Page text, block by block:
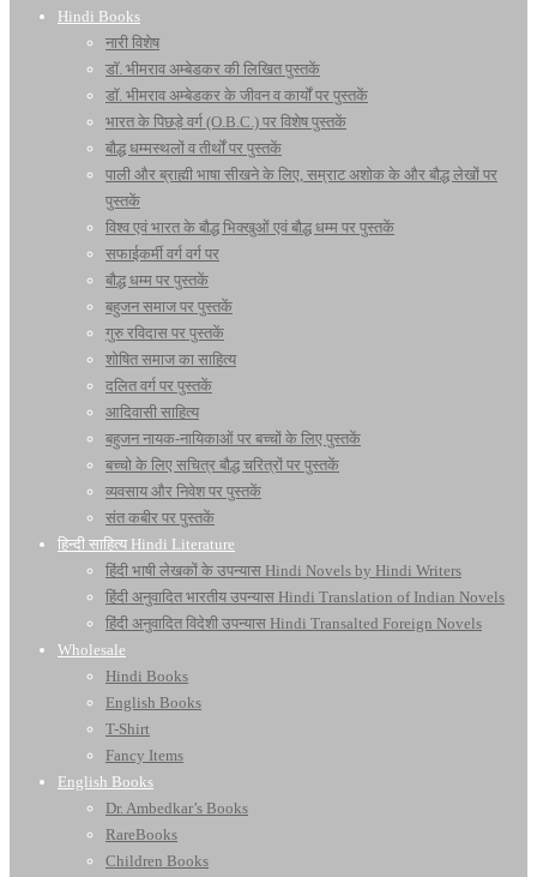
Hindi Books
नारी विशेष
डॉ. भीमराव अम्बेडकर की लिखित पुस्तकें
डॉ. भीमराव अम्बेडकर के जीवन व कार्यों पर पुस्तकें
भारत के पिछड़े वर्ग (O.B.C.) पर विशेष पुस्तकें
बौद्ध धम्मस्थलों व तीर्थों पर पुस्तकें
पाली और ब्राह्मी भाषा सीखने के लिए, सम्राट अशोक के और बौद्ध लेखों पर
पुस्तकें
विश्व एवं भारत के बौद्ध भिक्खुओं एवं बौद्ध धम्म पर पुस्तकें
सफाईकर्मी वर्ग वर्ग पर
बौद्ध धम्म पर पुस्तकें
बहुजन समाज पर पुस्तकें
गुरु रविदास पर पुस्तकें
शोषित समाज का साहित्य
दलित वर्ग पर पुस्तकें
आदिवासी साहित्य
बहुजन नायक-नायिकाओं पर बच्चों के लिए पुस्तकें
बच्चो के लिए सचित्र बौद्ध चरित्रों पर पुस्तकें
व्यवसाय और निवेश पर पुस्तकें
संत कबीर पर पुस्तकें
हिन्दी साहित्य Hindi Literature
हिंदी भाषी लेखकों के उपन्यास Hindi Novels by Hindi Writers
हिंदी अनुवादित भारतीय उपन्यास Hindi Translation of Indian Novels
हिंदी अनुवादित विदेशी उपन्यास Hindi Transalted Foreign Novels
Wholesale
Hindi Books
English Books
T-Shirt
Fancy Items
English Books
Dr. Ambedkar’s Books
RareBooks
Children Books